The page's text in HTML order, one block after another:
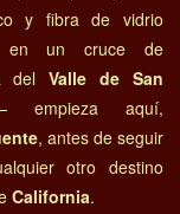
y fibra de vidrio
en un cruce de
del Valle de San
empieza aquí,
, antes de seguir
otro destino
California.